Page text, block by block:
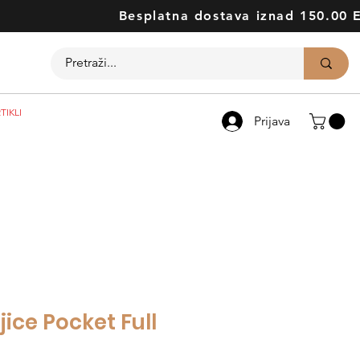
Besplatna dostava iznad 150.00
Prijava
Pocket Full